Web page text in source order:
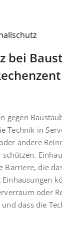
bei
gegen
Technik in
andere
Barriere, die
oder
dass die